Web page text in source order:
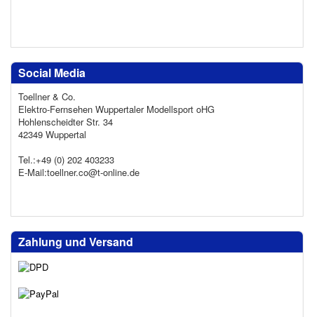
Social Media
Toellner & Co.
Elektro-Fernsehen Wuppertaler Modellsport oHG
Hohlenscheidter Str. 34
42349 Wuppertal
Tel.:+49 (0) 202 403233
E-Mail:toellner.co@t-online.de
Zahlung und Versand